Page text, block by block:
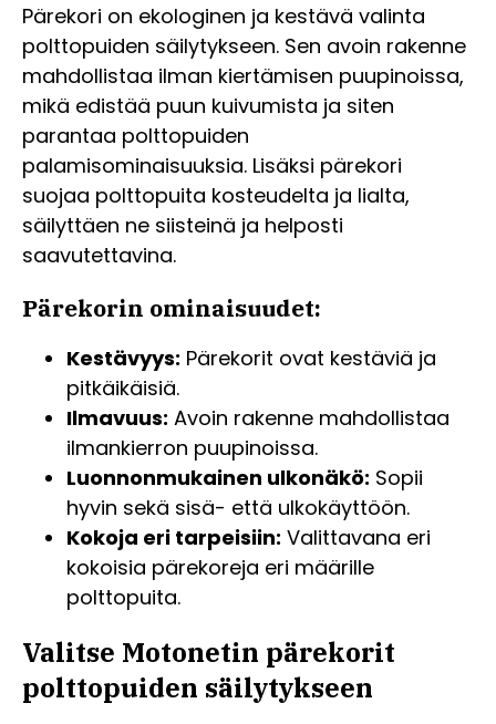
Pärekori on ekologinen ja kestävä valinta
polttopuiden säilytykseen. Sen avoin rakenne
mahdollistaa ilman kiertämisen puupinoissa,
mikä edistää puun kuivumista ja siten
parantaa polttopuiden
palamisominaisuuksia. Lisäksi pärekori
suojaa polttopuita kosteudelta ja lialta,
säilyttäen ne siisteinä ja helposti
saavutettavina.
Pärekorin ominaisuudet:
Kestävyys: Pärekorit ovat kestäviä ja
pitkäikäisiä.
Ilmavuus: Avoin rakenne mahdollistaa
ilmankierron puupinoissa.
Luonnonmukainen ulkonäkö: Sopii
hyvin sekä sisä- että ulkokäyttöön.
Kokoja eri tarpeisiin: Valittavana eri
kokoisia pärekoreja eri määrille
polttopuita.
Valitse Motonetin pärekorit
polttopuiden säilytykseen